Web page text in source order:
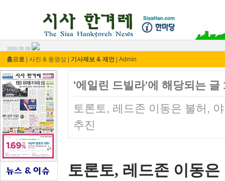
2026.08.08
홈으로 사진 & 동영상 기사제보 & 제언 Admin
'에일린 드빌라'에 해당되는 글
토론토, 레드존 이동은 불허,
추진
토론토, 레드존 이동